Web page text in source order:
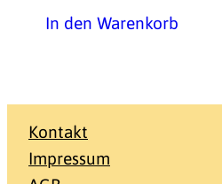
In den Warenkorb
Kontakt
Impressum